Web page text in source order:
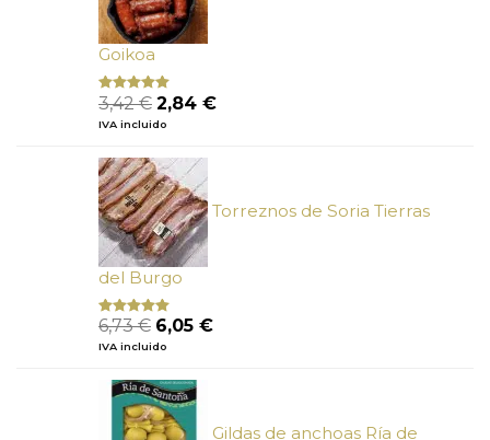
Goikoa
Valorado
con
de 5
3,42€ El
precio
era:
3,42 €.
2,84 €El
IVA incluido
Torreznos de Soria Tierras
del Burgo
Valorado
con
de
5
6,73€ El
precio
era:
6,73 €.
6,05 €El
IVA incluido
Gildas de anchoas Ría de